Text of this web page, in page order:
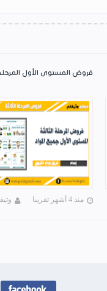
فروض المستوى الأول المرحلة
منذ 4 أشهر تقريبا